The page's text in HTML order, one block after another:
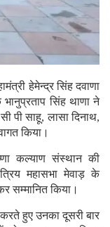
हेमेन्द्र सिंह दवाणा
सिंह थाणा ने
पी साहू, लासा दिनाथ,
किया।
कल्याण संस्थान की
महासभा मेवाड़ के
सम्मानित किया।
हुए उनका दूसरी बार